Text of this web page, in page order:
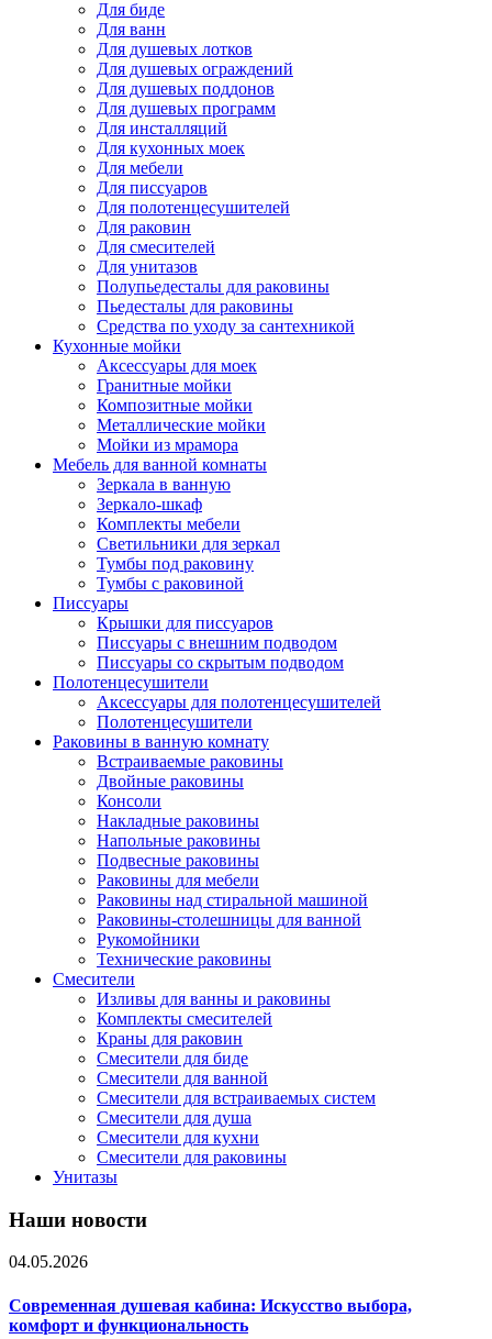
Для биде
Для ванн
Для душевых лотков
Для душевых ограждений
Для душевых поддонов
Для душевых программ
Для инсталляций
Для кухонных моек
Для мебели
Для писсуаров
Для полотенцесушителей
Для раковин
Для смесителей
Для унитазов
Полупьедесталы для раковины
Пьедесталы для раковины
Средства по уходу за сантехникой
Кухонные мойки
Аксессуары для моек
Гранитные мойки
Композитные мойки
Металлические мойки
Мойки из мрамора
Мебель для ванной комнаты
Зеркала в ванную
Зеркало-шкаф
Комплекты мебели
Светильники для зеркал
Тумбы под раковину
Тумбы с раковиной
Писсуары
Крышки для писсуаров
Писсуары с внешним подводом
Писсуары со скрытым подводом
Полотенцесушители
Аксессуары для полотенцесушителей
Полотенцесушители
Раковины в ванную комнату
Встраиваемые раковины
Двойные раковины
Консоли
Накладные раковины
Напольные раковины
Подвесные раковины
Раковины для мебели
Раковины над стиральной машиной
Раковины-столешницы для ванной
Рукомойники
Технические раковины
Смесители
Изливы для ванны и раковины
Комплекты смесителей
Краны для раковин
Смесители для биде
Смесители для ванной
Смесители для встраиваемых систем
Смесители для душа
Смесители для кухни
Смесители для раковины
Унитазы
Наши новости
04.05.2026
Современная душевая кабина: Искусство выбора,
комфорт и функциональность